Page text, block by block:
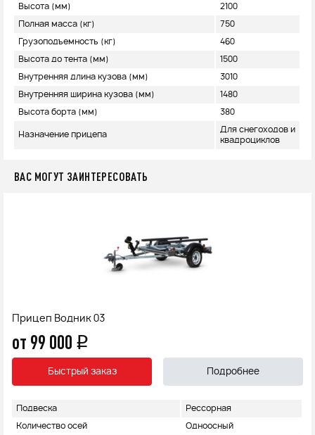
Высота (мм) 2100
Полная масса (кг) 750
Грузоподъемность (кг) 460
Высота до тента (мм) 1500
Внутренняя длина кузова (мм) 3010
Внутренняя ширина кузова (мм) 1480
Высота борта (мм) 380
Назначение прицепа
Для снегоходов и
квадроциклов
ВАС МОГУТ ЗАИНТЕРЕСОВАТЬ
Прицеп Водник 03
от 99 000 q
Быстрый заказ Подробнее
Подвеска Рессорная
Количество осей Одноосный